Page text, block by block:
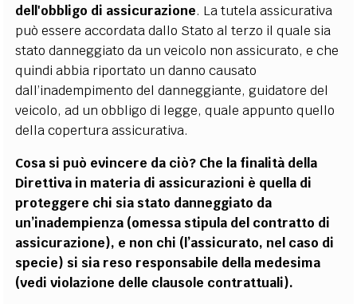
dell'obbligo di assicurazione. La tutela assicurativa
può essere accordata dallo Stato al terzo il quale sia
stato danneggiato da un veicolo non assicurato, e che
quindi abbia riportato un danno causato
dall’inadempimento del danneggiante, guidatore del
veicolo, ad un obbligo di legge, quale appunto quello
della copertura assicurativa.
Cosa si può evincere da ciò? Che la finalità della
Direttiva in materia di assicurazioni è quella di
proteggere chi sia stato danneggiato da
un’inadempienza (omessa stipula del contratto di
assicurazione), e non chi (l’assicurato, nel caso di
specie) si sia reso responsabile della medesima
(vedi violazione delle clausole contrattuali).